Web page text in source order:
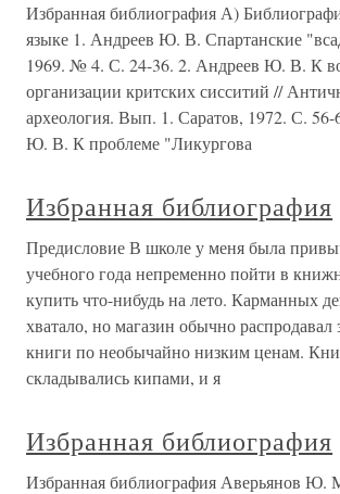
Избранная библиография А)
языке 1. Андреев Ю. В. Спартанские
1969. № 4. С. 24-36. 2. Андреев Ю. В. К
организации критских сисситий //
археология. Вып. 1. Саратов, 1972. С.
Ю. В. К проблеме "Ликургова
Избранная библиография
Предисловие В школе у меня была
учебного года непременно пойти в
купить что-нибудь на лето. Карманных
хватало, но магазин обычно распродавал
книги по необычайно низким ценам.
складывались кипами, и я
Избранная библиография
Избранная библиография Аверьянов Ю.